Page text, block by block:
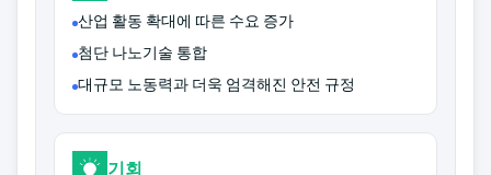
산업 활동 확대에 따른 수요 증가
첨단 나노기술 통합
대규모 노동력과 더욱 엄격해진 안전 규정
기회